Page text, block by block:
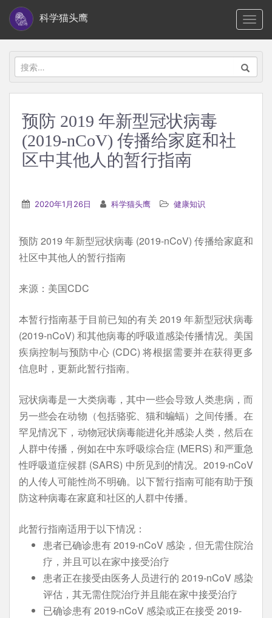
i
科学猫头鹰
搜
索：
预防 2019 年新型冠状病毒
(2019-nCoV) 传播给家庭和社
区中其他人的暂行指南
2020年1月26日 科学猫头鹰 健康知识
预防 2019 年新型冠状病毒 (2019-nCoV) 传播给家庭和
社区中其他人的暂行指南
来源：美国CDC
本暂行指南基于目前已知的有关 2019 年新型冠状病毒
(2019-nCoV) 和其他病毒的呼吸道感染传播情况。美国
疾病控制与预防中心 (CDC) 将根据需要并在获得更多
信息时，更新此暂行指南。
冠状病毒是一大类病毒，其中一些会导致人类患病，而
另一些会在动物（包括骆驼、猫和蝙蝠）之间传播。在
罕见情况下，动物冠状病毒能进化并感染人类，然后在
人群中传播，例如在中东呼吸综合症 (MERS) 和严重急
性呼吸道症候群 (SARS) 中所见到的情况。2019-nCoV
的人传人可能性尚不明确。以下暂行指南可能有助于预
防这种病毒在家庭和社区的人群中传播。
此暂行指南适用于以下情况：
患者已确诊患有 2019-nCoV 感染，但无需住院治
疗，并且可以在家中接受治疗
患者正在接受由医务人员进行的 2019-nCoV 感染
评估，其无需住院治疗并且能在家中接受治疗
已确诊患有 2019-nCoV 感染或正在接受 2019-